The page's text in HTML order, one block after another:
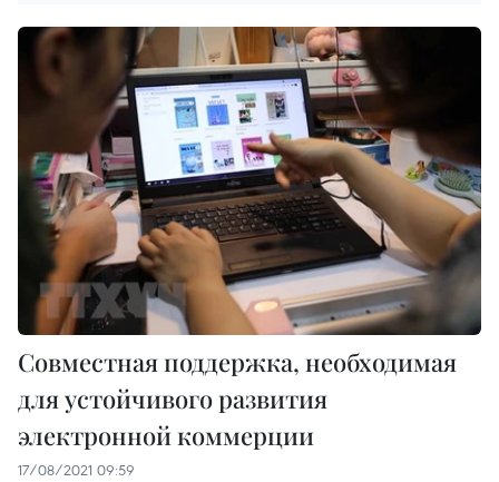
Совместная поддержка, необходимая
для устойчивого развития
электронной коммерции
17/08/2021 09:59